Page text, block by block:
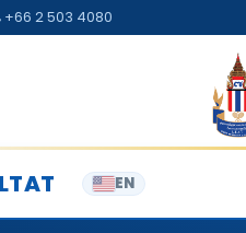
+66 2 503 4080
LTAT EN